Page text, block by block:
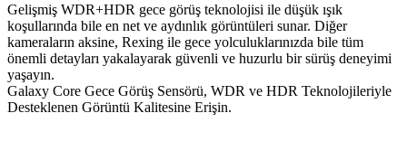
Gelişmiş WDR+HDR gece görüş teknolojisi ile düşük ışık
koşullarında bile en net ve aydınlık görüntüleri sunar. Diğer
kameraların aksine, Rexing ile gece yolculuklarınızda bile tüm
önemli detayları yakalayarak güvenli ve huzurlu bir sürüş deneyimi
yaşayın.
Galaxy Core Gece Görüş Sensörü, WDR ve HDR Teknolojileriyle
Desteklenen Görüntü Kalitesine Erişin.